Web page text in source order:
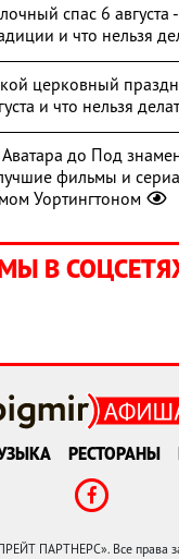
спас 6 августа -
и что нельзя
церковный
и что нельзя
Аватара до Под
фильмы и
Уортингтоном
В
РЕСТОРАНЫ
ПАРТНЕРС». Все права